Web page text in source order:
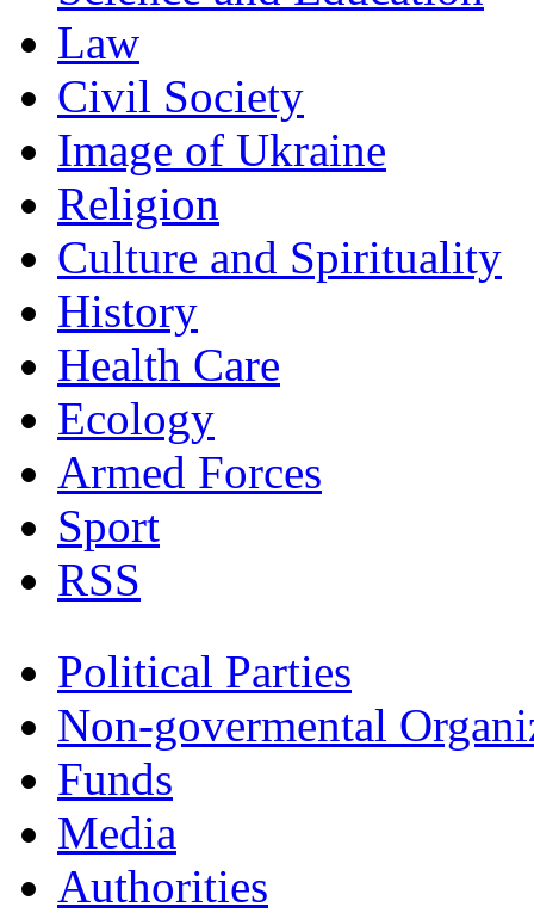
Law
Civil Society
Image of Ukraine
Religion
Culture and Spirituality
History
Health Care
Ecology
Armed Forces
Sport
RSS
Political Parties
Non-govermental
Funds
Мedia
Authorities